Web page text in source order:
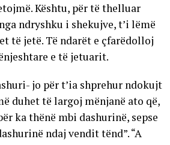
Kështu, për të thelluar
ndryshku i shekujve, t’i lëmë
të jetë. Të ndarët e çfarëdolloj
e të jetuarit.
jo për t’ia shprehur ndokujt
duhet të largoj mënjanë ato që,
ka thënë mbi dashurinë, sepse
ndaj vendit tënd”. “A